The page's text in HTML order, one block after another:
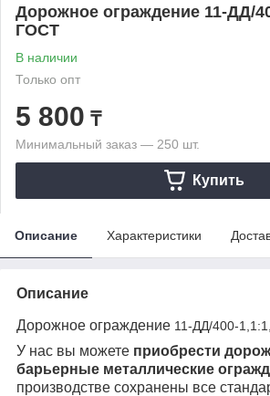
Дорожное ограждение 11-ДД/
ГОСТ
В наличии
Только опт
5 800 ₸
Минимальный заказ — 250 шт.
Купить
Описание Характеристики
Описание
Дорожное ограждение 11-ДД/400-
У нас вы можете приобрести
барьерные металлические
производстве сохранены все